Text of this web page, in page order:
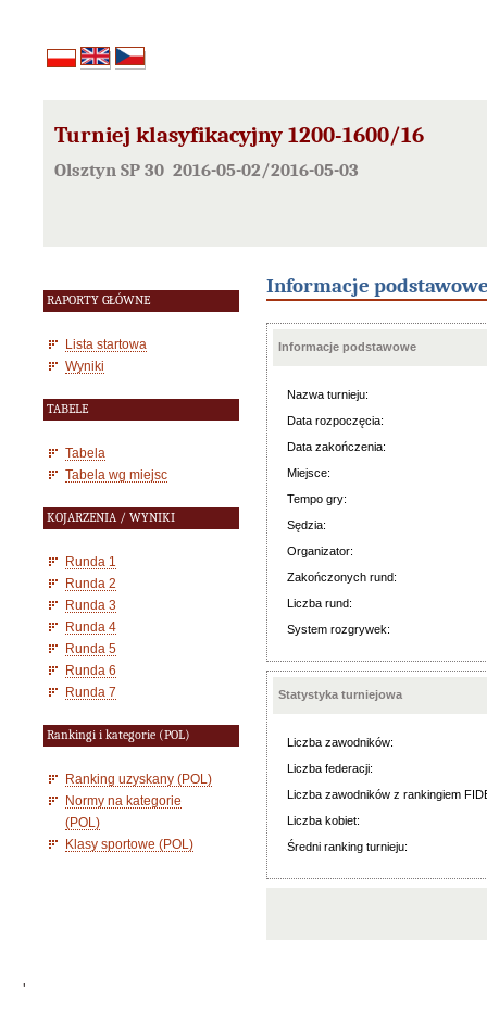
Turniej klasyfikacyjny 1200-1600/16
Olsztyn SP 30 2016-05-02/2016-05-03
RAPORTY GŁÓWNE
Lista startowa
Wyniki
TABELE
Tabela
Tabela wg miejsc
KOJARZENIA / WYNIKI
Runda 1
Runda 2
Runda 3
Runda 4
Runda 5
Runda 6
Runda 7
Rankingi i kategorie (POL)
Ranking uzyskany (POL)
Normy na kategorie
(POL)
Klasy sportowe (POL)
Informacje
Informacje podstawowe
Nazwa turnieju:
Data rozpoczęcia:
Data zakończenia:
Miejsce:
Tempo gry:
Sędzia:
Organizator:
Zakończonych rund:
Liczba rund:
System rozgrywek:
Statystyka turniejowa
Liczba zawodników:
Liczba federacji:
Liczba zawodników z rankingiem
Liczba kobiet:
Średni ranking turnieju:
'